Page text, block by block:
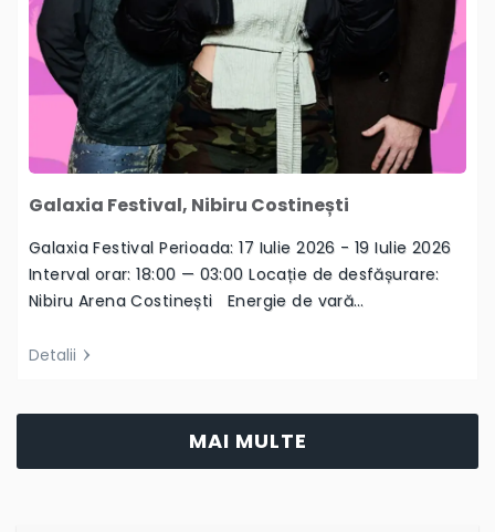
Galaxia Festival, Nibiru Costinești
Galaxia Festival Perioada: 17 Iulie 2026 - 19 Iulie 2026
Interval orar: 18:00 — 03:00 Locație de desfășurare:
Nibiru Arena Costinești Energie de vară…
Detalii
MAI MULTE